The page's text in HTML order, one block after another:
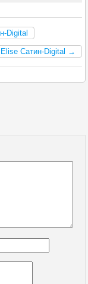
Digital
Сатин-Digital →